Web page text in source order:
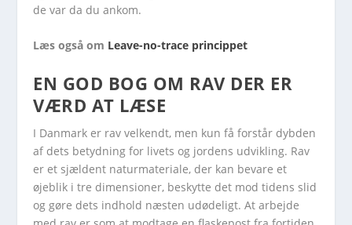
de var da du ankom.
Læs også om Leave-no-trace princippet
EN GOD BOG OM RAV DER ER
VÆRD AT LÆSE
I Danmark er rav velkendt, men kun få forstår dybden
af dets betydning for livets og jordens udvikling. Rav
er et sjældent naturmateriale, der kan bevare et
øjeblik i tre dimensioner, beskytte det mod tidens slid
og gøre dets indhold næsten udødeligt. At arbejde